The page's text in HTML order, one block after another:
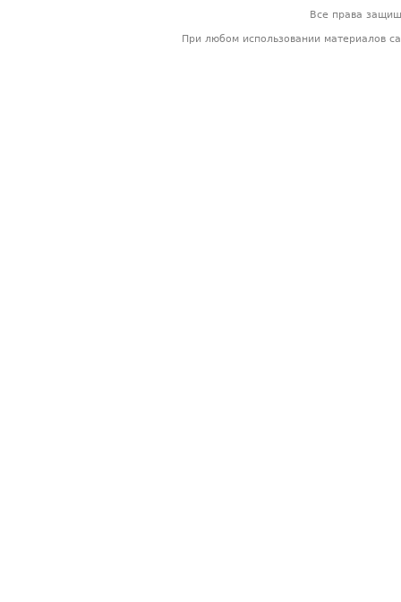
Все права
При любом использовании материалов